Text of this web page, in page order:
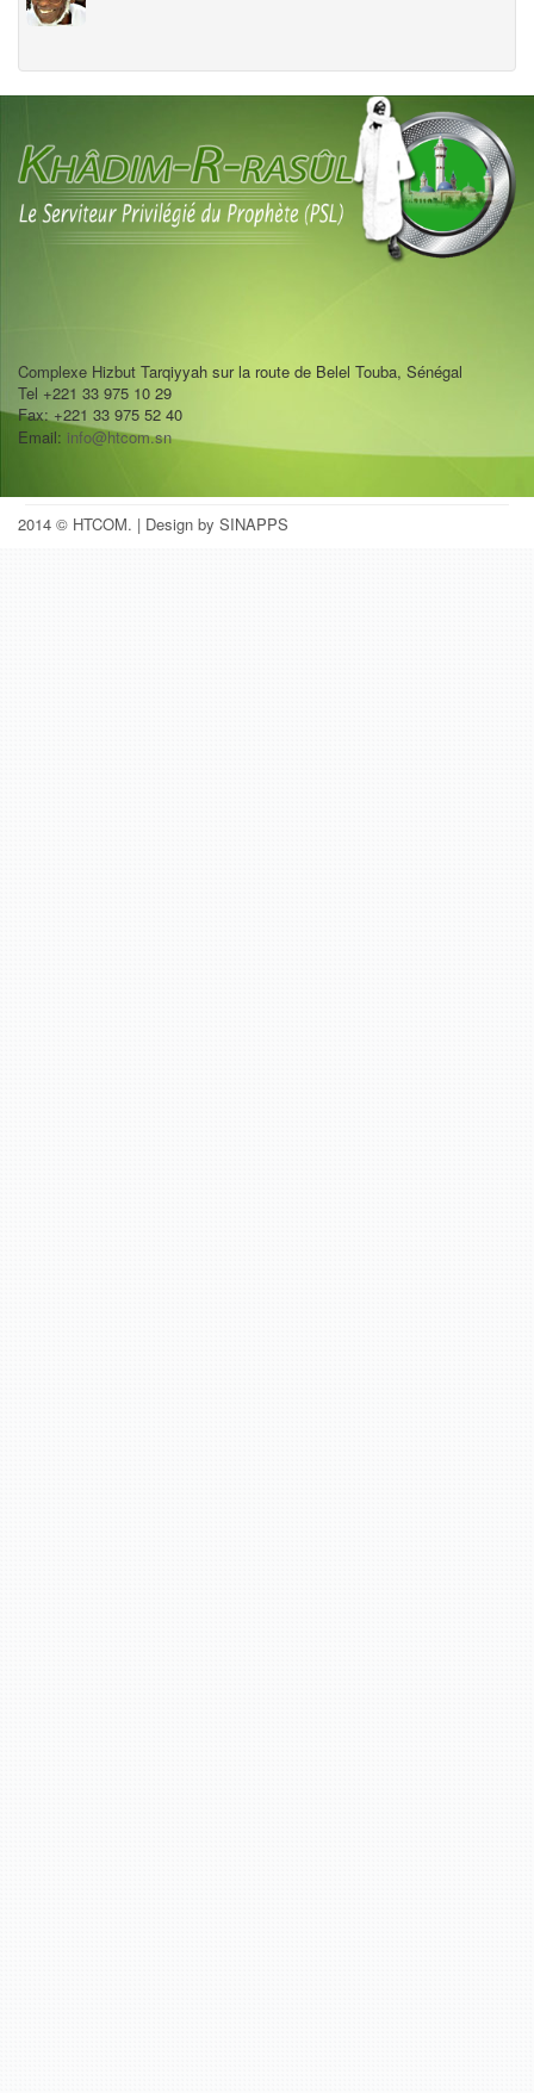
Complexe Hizbut Tarqiyyah sur la route de Belel Touba, Sénégal
Tel +221 33 975 10 29
Fax: +221 33 975 52 40
Email: info@htcom.sn
2014 © HTCOM. | Design by SINAPPS